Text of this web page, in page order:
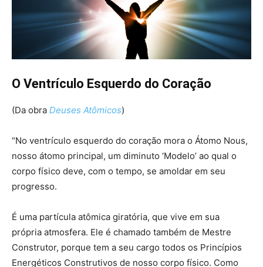
O Ventrículo Esquerdo do Coração
(Da obra Deuses Atômicos)
“No ventrículo esquerdo do coração mora o Átomo Nous,
nosso átomo principal, um diminuto ‘Modelo’ ao qual o
corpo físico deve, com o tempo, se amoldar em seu
progresso.
É uma partícula atômica giratória, que vive em sua
própria atmosfera. Ele é chamado também de Mestre
Construtor, porque tem a seu cargo todos os Princípios
Energéticos Construtivos de nosso corpo físico. Como